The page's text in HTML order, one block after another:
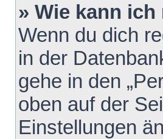
» Wie kann
Wenn du dich
in der
gehe in den
oben auf der
Einstellungen